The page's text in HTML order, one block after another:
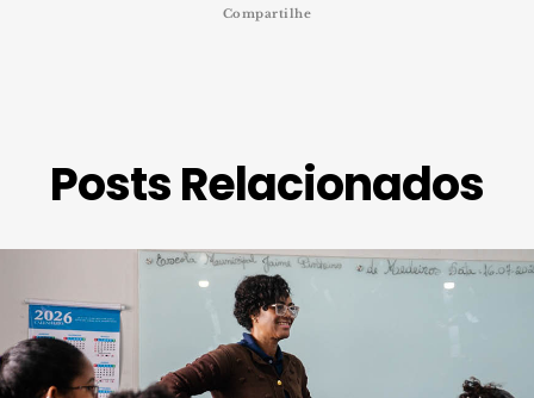
Compartilhe
Posts Relacionados